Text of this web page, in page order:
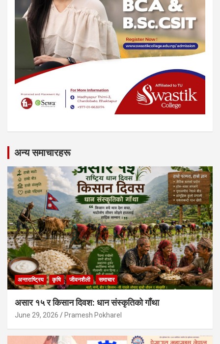
अन्य समाचारहरू
अन्तराष्ट्रिय कृषि जीवनशैली समाचार
असार १५ र किसान दिवश: धान संस्कृतिको गाँथा
June 29, 2026 Pramesh Pokharel